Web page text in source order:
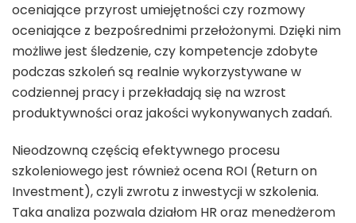
oceniające przyrost umiejętności czy rozmowy
oceniające z bezpośrednimi przełożonymi. Dzięki nim
możliwe jest śledzenie, czy kompetencje zdobyte
podczas szkoleń są realnie wykorzystywane w
codziennej pracy i przekładają się na wzrost
produktywności oraz jakości wykonywanych zadań.
Nieodzowną częścią efektywnego procesu
szkoleniowego jest również ocena ROI (Return on
Investment), czyli zwrotu z inwestycji w szkolenia.
Taka analiza pozwala działom HR oraz menedżerom